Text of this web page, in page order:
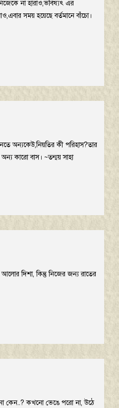
না হারাও,ভবিষ্যৎ এর
সময় হয়েছে বর্তমানে বাঁচো।
অন্যকেউ,নিয়তির কী পরিহাস?তার
কারো বাস। ~তন্ময় সাহা
দিশা, কিন্তু নিজের জন্য রাতের
কেন..? কখনো ভেঙে পরো না, উঠে